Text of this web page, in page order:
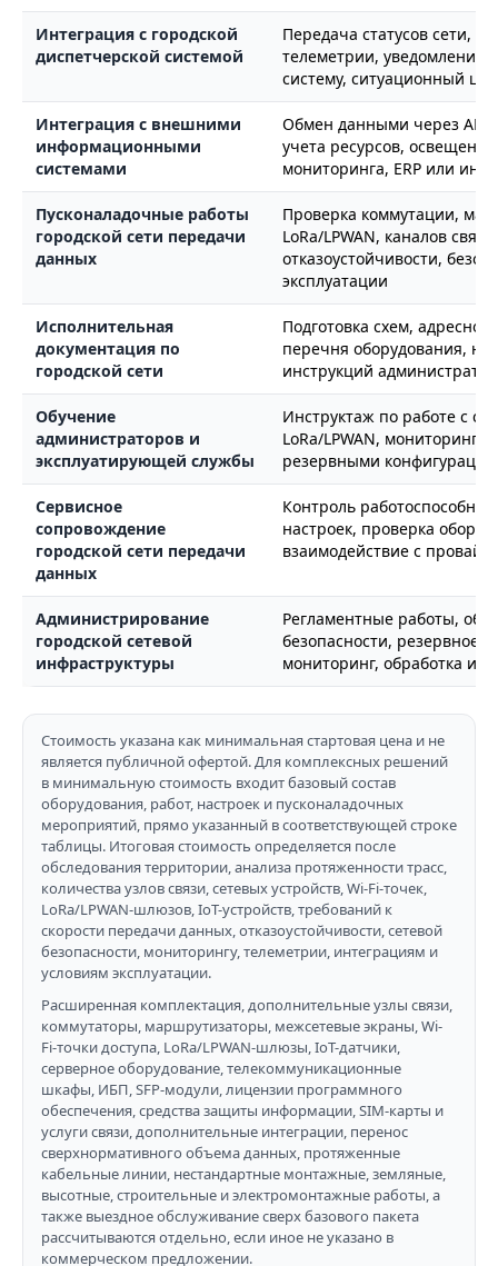
Интеграция с городской
диспетчерской системой
Передача статусов сети,
телеметрии, уведомлений
систему, ситуационный
Интеграция с внешними
информационными
системами
Обмен данными через API
учета ресурсов,
мониторинга, ERP или
Пусконаладочные работы
городской сети передачи
данных
Проверка коммутации,
LoRa/LPWAN, каналов
отказоустойчивости,
эксплуатации
Исполнительная
документация по
городской сети
Подготовка схем,
перечня оборудования,
инструкций
Обучение
администраторов и
эксплуатирующей службы
Инструктаж по работе с
LoRa/LPWAN,
резервными
Сервисное
сопровождение
городской сети передачи
данных
Контроль
настроек, проверка
взаимодействие с
Администрирование
городской сетевой
инфраструктуры
Регламентные работы,
безопасности, резервное
мониторинг, обработка
Стоимость указана как минимальная стартовая цена и не
является публичной офертой. Для комплексных решений
в минимальную стоимость входит базовый состав
оборудования, работ, настроек и пусконаладочных
мероприятий, прямо указанный в соответствующей строке
таблицы. Итоговая стоимость определяется после
обследования территории, анализа протяженности трасс,
количества узлов связи, сетевых устройств, Wi-Fi-точек,
LoRa/LPWAN-шлюзов, IoT-устройств, требований к
скорости передачи данных, отказоустойчивости, сетевой
безопасности, мониторингу, телеметрии, интеграциям и
условиям эксплуатации.
Расширенная комплектация, дополнительные узлы связи,
коммутаторы, маршрутизаторы, межсетевые экраны, Wi-
Fi-точки доступа, LoRa/LPWAN-шлюзы, IoT-датчики,
серверное оборудование, телекоммуникационные
шкафы, ИБП, SFP-модули, лицензии программного
обеспечения, средства защиты информации, SIM-карты и
услуги связи, дополнительные интеграции, перенос
сверхнормативного объема данных, протяженные
кабельные линии, нестандартные монтажные, земляные,
высотные, строительные и электромонтажные работы, а
также выездное обслуживание сверх базового пакета
рассчитываются отдельно, если иное не указано в
коммерческом предложении.